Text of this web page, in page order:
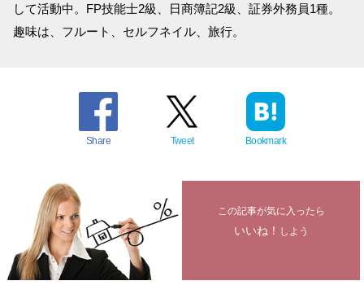
して活動中。FP技能士2級、日商簿記2級、証券外務員1種。
趣味は、フルート、セルフネイル、旅行。
Share Tweet Bookmark
この記事が気に入ったら
いいね！ しよう